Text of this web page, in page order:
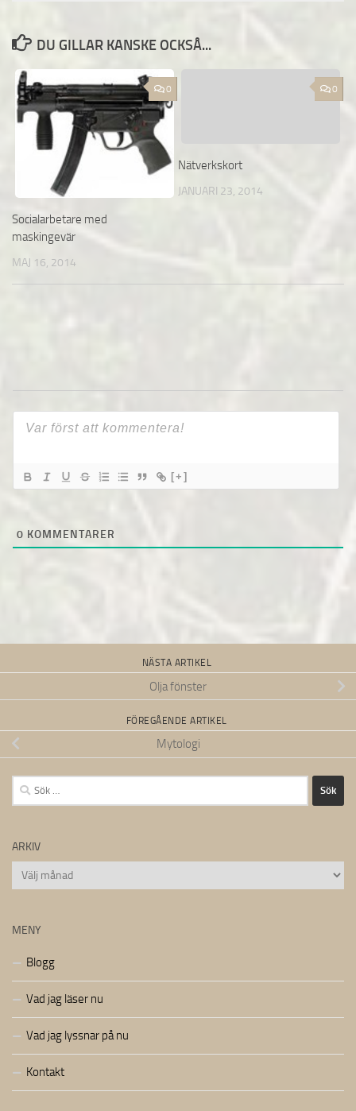
DU GILLAR KANSKE OCKSÅ...
0
Socialarbetare med
maskingevär
MAJ 16, 2014
0
Nätverkskort
JANUARI 23, 2014
[+]
0 KOMMENTARER
NÄSTA ARTIKEL
Olja fönster
FÖREGÅENDE ARTIKEL
Mytologi
Sök
efter:
ARKIV
Arkiv
MENY
Blogg
Vad jag läser nu
Vad jag lyssnar på nu
Kontakt